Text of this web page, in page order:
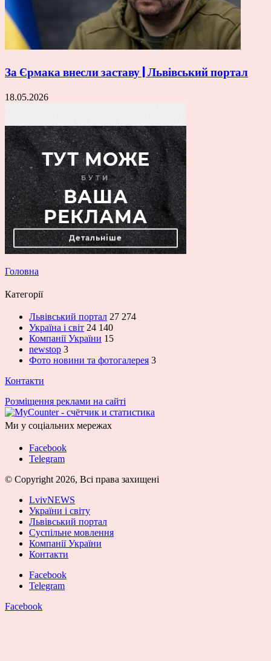
За Єрмака внесли заставу | Львівський портал
18.05.2026
Головна
Категорії
Львівський портал 27 274
Україна і світ 24 140
Компанії України 15
newstop 3
Фото новини та фотогалерея 3
Контакти
Розміщення реклами на сайті
Ми у соціальних мережах
Facebook
Telegram
© Copyright 2026, Всі права захищені
LvivNEWS
України і світу
Львівський портал
Суспільне мовлення
Компанії України
Контакти
Facebook
Telegram
Facebook